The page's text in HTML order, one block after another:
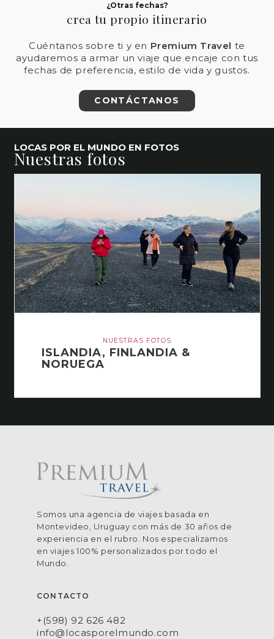
¿Otras fechas?
crea tu propio itinerario
Cuéntanos sobre ti y en Premium Travel te
ayudaremos a armar un viaje que encaje con tus
fechas de preferencia, estilo de vida y gustos.
CONTÁCTANOS
LOCAS POR EL MUNDO EN FOTOS
Nuestras fotos
NUESTRAS FOTOS
ISLANDIA, FINLANDIA &
NORUEGA
Somos una agencia de viajes basada en
Montevideo, Uruguay con más de 30 años de
experiencia en el rubro. Nos especializamos
en viajes 100% personalizados por todo el
Mundo.
CONTACTO
+(598) 92 626 482
info@locasporelmundo.com